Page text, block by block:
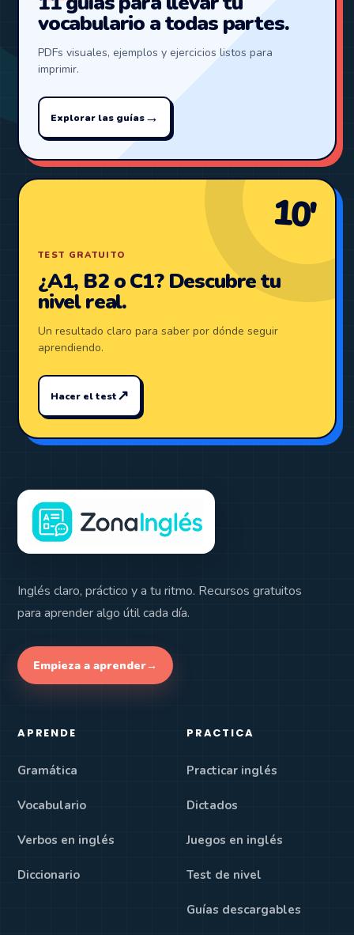
vocabulario a todas partes.
PDFs visuales, ejemplos y ejercicios listos para
imprimir.
Explorar las guías→
10′
TEST GRATUITO
¿A1, B2 o C1? Descubre tu
nivel real.
Un resultado claro para saber por dónde seguir
aprendiendo.
Hacer el test↗
Inglés claro, práctico y a tu ritmo. Recursos gratuitos
para aprender algo útil cada día.
Empieza a aprender→
APRENDE
Gramática
Vocabulario
Verbos en inglés
Diccionario
PRACTICA
Practicar inglés
Dictados
Juegos en inglés
Test de nivel
Guías descargables